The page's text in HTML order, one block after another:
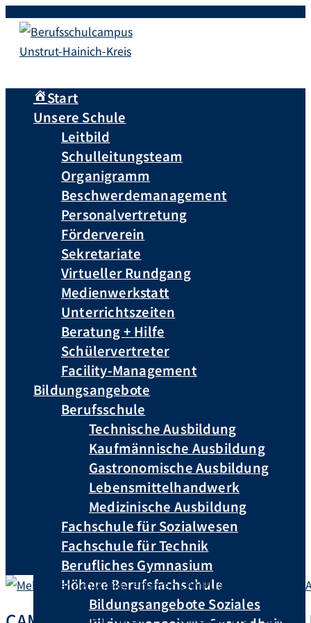
Start
Unsere Schule
Leitbild
Schulleitungsteam
Organigramm
Beschwerdemanagement
Personalvertretung
Förderverein
Sekretariate
Virtueller Rundgang
Medienwerkstatt
Unterrichtszeiten
Beratung + Hilfe
Schülervertreter
Facility-Management
Bildungsangebote
Berufsschule
Technische Ausbildung
Kaufmännische Ausbildung
Gastronomische Ausbildung
Lebensmittelhandwerk
Medizinische Ausbildung
Fachschule für Sozialwesen
Fachschule für Technik
Berufliches Gymnasium
Höhere Berufsfachschule
Bildungsangebote Soziales